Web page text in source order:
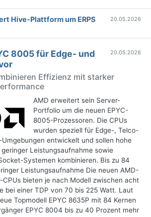
Hive-Plattform um ERPS
20.05.2026
20.05.2026
8005 für Edge- und
Effizienz mit starker
AMD erweitert sein Server-
Portfolio um die neuen EPYC-
8005-Prozessoren. Die CPUs
wurden speziell für Edge-, Telco-
entwickelt und sollen hohe
Leistungsaufnahme sowie
Systemen kombinieren. Bis zu 84
Leistungsaufnahme Die neuen AMD-
CPUs bieten je nach Modell zwischen acht
bei einer TDP von 70 bis 225 Watt. Laut
Topmodell EPYC 8635P mit 84 Kernen
EPYC 8004 bis zu 40 Prozent mehr